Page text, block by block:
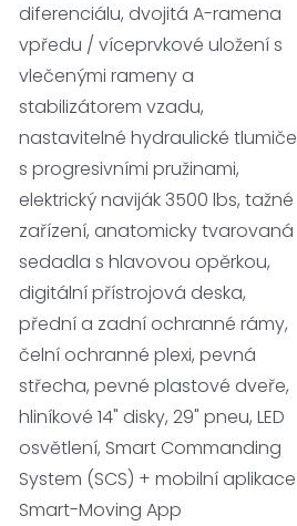
diferenciálu, dvojitá A-ramena
vpředu / víceprvkové uložení s
vlečenými rameny a
stabilizátorem vzadu,
nastavitelné hydraulické tlumiče
s progresivními pružinami,
elektrický naviják 3500 lbs, tažné
zařízení, anatomicky tvarovaná
sedadla s hlavovou opěrkou,
digitální přístrojová deska,
přední a zadní ochranné rámy,
čelní ochranné plexi, pevná
střecha, pevné plastové dveře,
hliníkové 14" disky, 29" pneu, LED
osvětlení, Smart Commanding
System (SCS) + mobilní aplikace
Smart-Moving App